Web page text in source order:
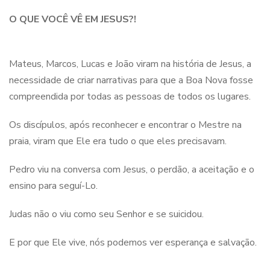
O QUE VOCÊ VÊ EM JESUS?!
Mateus, Marcos, Lucas e João viram na história de Jesus, a
necessidade de criar narrativas para que a Boa Nova fosse
compreendida por todas as pessoas de todos os lugares.
Os discípulos, após reconhecer e encontrar o Mestre na
praia, viram que Ele era tudo o que eles precisavam.
Pedro viu na conversa com Jesus, o perdão, a aceitação e o
ensino para seguí-Lo.
Judas não o viu como seu Senhor e se suicidou.
E por que Ele vive, nós podemos ver esperança e salvação.